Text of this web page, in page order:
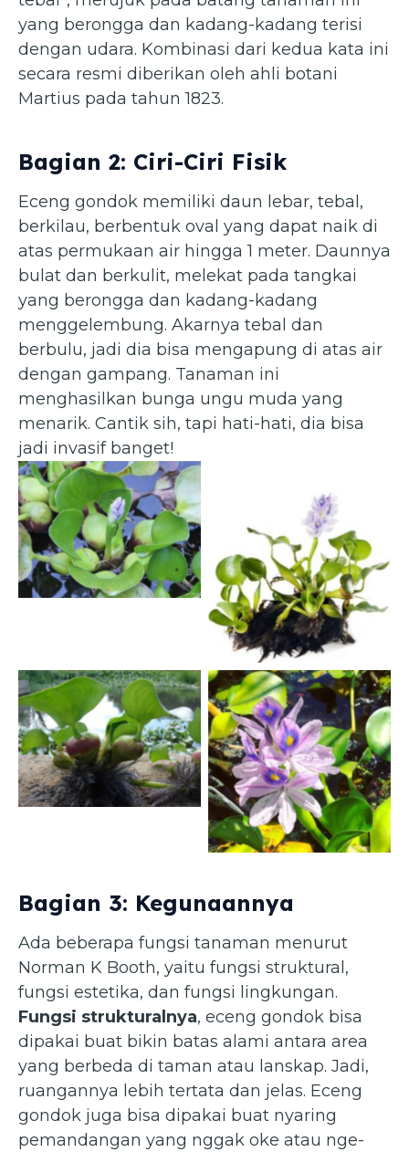
yang berongga dan kadang-kadang terisi
dengan udara. Kombinasi dari kedua kata ini
secara resmi diberikan oleh ahli botani
Martius pada tahun 1823.
Bagian 2: Ciri-Ciri Fisik
Eceng gondok memiliki daun lebar, tebal,
berkilau, berbentuk oval yang dapat naik di
atas permukaan air hingga 1 meter. Daunnya
bulat dan berkulit, melekat pada tangkai
yang berongga dan kadang-kadang
menggelembung. Akarnya tebal dan
berbulu, jadi dia bisa mengapung di atas air
dengan gampang. Tanaman ini
menghasilkan bunga ungu muda yang
menarik. Cantik sih, tapi hati-hati, dia bisa
jadi invasif banget!
Eichhornia crassipes —
Eceng Gondok (pinterest)
Eichhornia crassipes —
Eceng Gondok
(aquascapeinc.com)
Tanpa Keterangan
Eichhornia crassipes —
Eceng Gondok
(pinterest.com)
Bagian 3: Kegunaannya
Ada beberapa fungsi tanaman menurut
Norman K Booth, yaitu fungsi struktural,
fungsi estetika, dan fungsi lingkungan.
Fungsi strukturalnya, eceng gondok bisa
dipakai buat bikin batas alami antara area
yang berbeda di taman atau lanskap. Jadi,
ruangannya lebih tertata dan jelas. Eceng
gondok juga bisa dipakai buat nyaring
pemandangan yang nggak oke atau nge-